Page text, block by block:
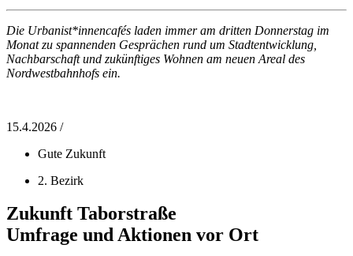
Die Urbanist*innencafés laden immer am dritten Donnerstag im
Monat zu spannenden Gesprächen rund um Stadtentwicklung,
Nachbarschaft und zukünftiges Wohnen am neuen Areal des
Nordwestbahnhofs ein.
15.4.2026 /
Gute Zukunft
2. Bezirk
Zukunft Taborstraße
Umfrage und Aktionen vor Ort